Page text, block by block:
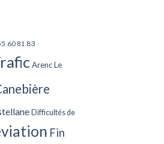
60 81 83
Arenc Le
Difficultés de
Fin